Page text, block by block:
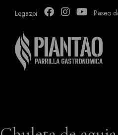
Legazpi Paseo